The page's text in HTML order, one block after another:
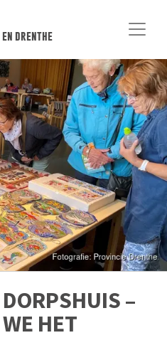
drenthe
–
HET